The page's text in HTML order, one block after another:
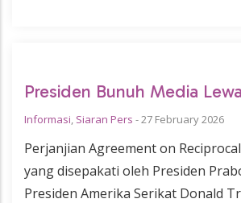
Presiden Bunuh Media
Informasi, Siaran Pers -27 February 2026
Perjanjian Agreement on
yang disepakati oleh Presiden
Presiden Amerika Serikat Donald